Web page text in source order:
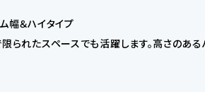
幅＆ハイタイプ
られたスペースでも活躍します。高さのある